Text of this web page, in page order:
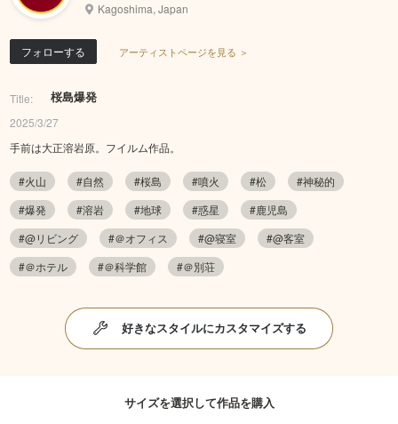
Kagoshima, Japan
フォローする アーティストページを見る ＞
Title: 桜島爆発
2025/3/27
手前は大正溶岩原。フイルム作品。
#火山 #自然 #桜島 #噴火 #松
#神秘的
#爆発
#溶岩 #地球 #惑星
#鹿児島
#@リビング
#＠オフィス #@寝室
#@客室
#＠ホテル
#＠科学館 #＠別荘
好きなスタイルにカスタマイズする
サイズを選択して作品を購入